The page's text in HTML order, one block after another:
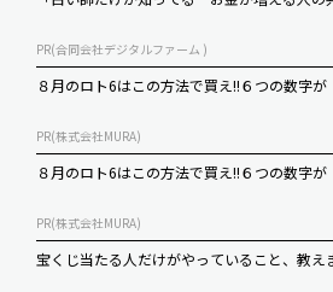
PR(合同会社デジタルファーム )
８月のロト6はこの方法で買え!!６つの数字
PR(株式会社MURA)
８月のロト6はこの方法で買え!!６つの数字
PR(株式会社MURA)
宝くじ当たる人だけがやっていること、教え